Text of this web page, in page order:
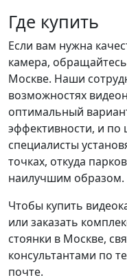
Где купить
Если вам нужна
камера,
Москве. Наши
возможностях
оптимальный
эффективности, и по
специалисты
точках, откуда
наилучшим образом.
Чтобы купить
или заказать
стоянки в Москве,
консультантами по
почте.